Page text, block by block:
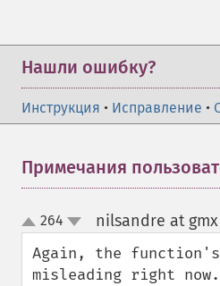
Нашли ошибку?
Инструкция • Исправление •
Примечания
up
down
264 nilsandre at
Again, the
misleading right